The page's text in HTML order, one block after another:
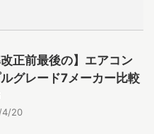
改正前最後の】エアコン
グレード7メーカー比較
4/20